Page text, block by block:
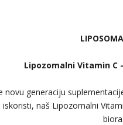
Lipozomalni Vitamin
novu generaciju
naš Lipozomalni